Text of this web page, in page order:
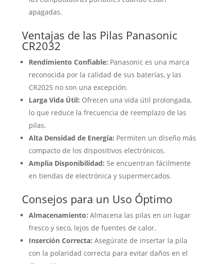
apagadas.
Ventajas de las Pilas Panasonic
CR2032
Rendimiento Confiable: Panasonic es una marca
reconocida por la calidad de sus baterías, y las
CR2025 no son una excepción.
Larga Vida Útil: Ofrecen una vida útil prolongada,
lo que reduce la frecuencia de reemplazo de las
pilas.
Alta Densidad de Energía: Permiten un diseño más
compacto de los dispositivos electrónicos.
Amplia Disponibilidad: Se encuentran fácilmente
en tiendas de electrónica y supermercados.
Consejos para un Uso Óptimo
Almacenamiento: Almacena las pilas en un lugar
fresco y seco, lejos de fuentes de calor.
Inserción Correcta: Asegúrate de insertar la pila
con la polaridad correcta para evitar daños en el